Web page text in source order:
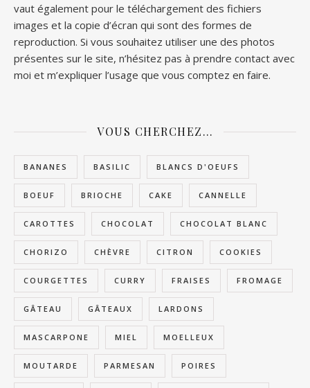
vaut également pour le téléchargement des fichiers
images et la copie d’écran qui sont des formes de
reproduction. Si vous souhaitez utiliser une des photos
présentes sur le site, n’hésitez pas à prendre contact avec
moi et m’expliquer l’usage que vous comptez en faire.
VOUS CHERCHEZ…
BANANES BASILIC BLANCS D'OEUFS
BOEUF BRIOCHE CAKE CANNELLE
CAROTTES CHOCOLAT CHOCOLAT BLANC
CHORIZO CHÈVRE CITRON COOKIES
COURGETTES CURRY FRAISES FROMAGE
GÂTEAU GÂTEAUX LARDONS
MASCARPONE MIEL MOELLEUX
MOUTARDE PARMESAN POIRES